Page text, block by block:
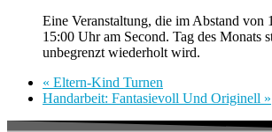
Eine Veranstaltung, die im Abstand von
15:00 Uhr am Second. Tag des Monats
unbegrenzt wiederholt wird.
« Eltern-Kind Turnen
Handarbeit: Fantasievoll Und Originell »